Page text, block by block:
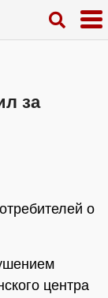
за
о
центра